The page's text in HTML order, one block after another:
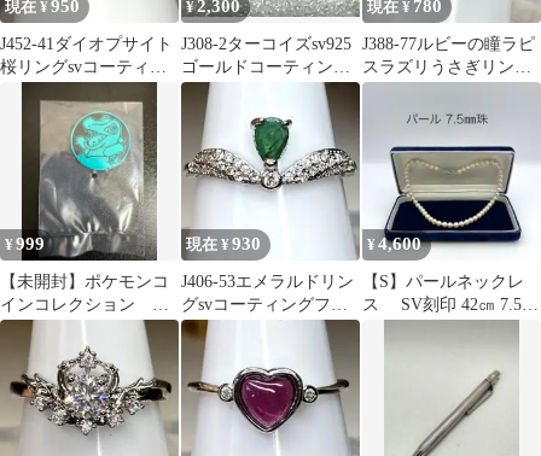
現在 ¥ 950
J452-41ダイオプサイト
桜リングsvコーティン
¥2,300
J308-2ターコイズsv925
ゴールドコーティング
リングフリーサイズ
現在 ¥ 780
J388-77ルビーの瞳ラピ
スラズリうさぎリング
ygコーティングフリー
サイズ
¥999
【未開封】ポケモンコ
インコレクション 第6
弾 ワニノコ 新品未
使用
現在 ¥930
J406-53エメラルドリン
グsvコーティングフリ
ーサイズ
¥4,600
【S】パールネックレ
ス SV刻印 42㎝ 7.5㎜